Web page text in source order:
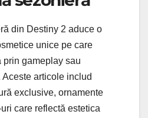
din Destiny 2 aduce o
unice pe care
prin gameplay sau
articole includ
exclusive, ornamente
care reflectă estetica